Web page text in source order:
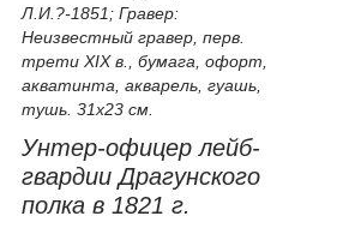
Л.И.?-1851; Гравер:
Неизвестный гравер, перв.
трети XIX в., бумага, офорт,
акватинта, акварель, гуашь,
тушь. 31х23 см.
Унтер-офицер лейб-
гвардии Драгунского
полка в 1821 г.